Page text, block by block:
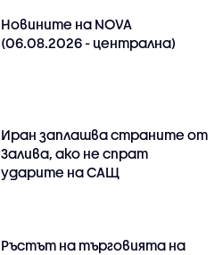
Новините на NOVA
(06.08.2026 - централна)
Иран заплашва страните от
Залива, ако не спрат
ударите на САЩ
Ръстът на търговията на